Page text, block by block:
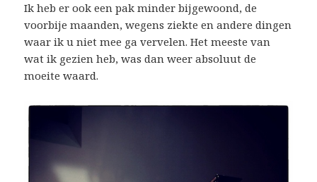
Ik heb er ook een pak minder bijgewoond, de
voorbije maanden, wegens ziekte en andere dingen
waar ik u niet mee ga vervelen. Het meeste van
wat ik gezien heb, was dan weer absoluut de
moeite waard.